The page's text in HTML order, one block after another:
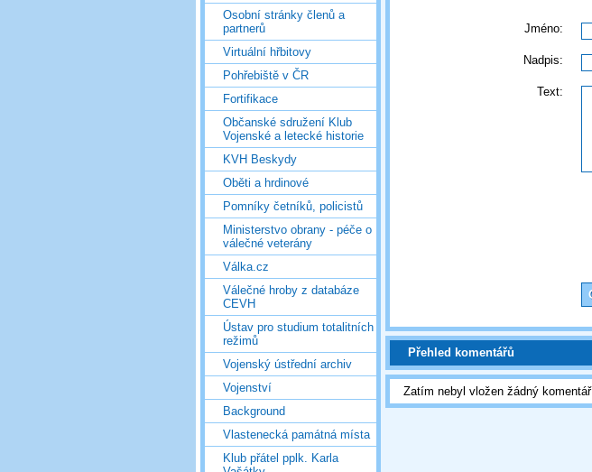
Osobní stránky členů a
partnerů
Virtuální hřbitovy
Pohřebiště v ČR
Fortifikace
Občanské sdružení Klub
Vojenské a letecké historie
KVH Beskydy
Oběti a hrdinové
Pomníky četníků, policistů
Ministerstvo obrany - péče o
válečné veterány
Válka.cz
Válečné hroby z databáze
CEVH
Ústav pro studium totalitních
režimů
Vojenský ústřední archiv
Vojenství
Background
Vlastenecká památná místa
Klub přátel pplk. Karla
Jméno:
Nadpis:
Text:
Přehled komentářů
Zatím nebyl vložen žádný komentář